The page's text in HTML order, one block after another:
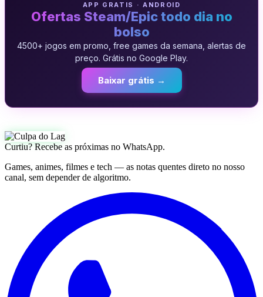
APP GRATIS · ANDROID
Ofertas Steam/Epic todo dia no
bolso
4500+ jogos em promo, free games da semana, alertas de
preço. Grátis no Google Play.
Baixar grátis →
Curtiu? Recebe as próximas no WhatsApp.
Games, animes, filmes e tech — as notas quentes direto no nosso
canal, sem depender de algoritmo.